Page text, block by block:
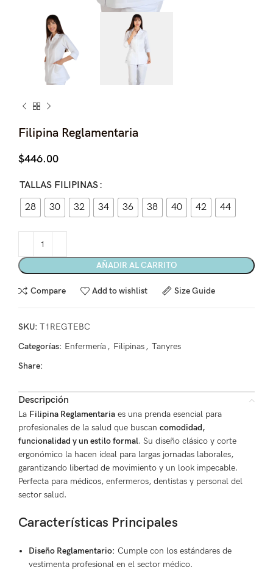
Filipina Reglamentaria
$446.00
TALLAS FILIPINAS
28
30 32 34 36 38 40 42 44
AÑADIR AL CARRITO
Compare Add to wishlist Size Guide
SKU: T1REGTEBC
Categorías: Enfermería , Filipinas , Tanyres
Share:
Descripción
La Filipina Reglamentaria es una prenda esencial para
profesionales de la salud que buscan comodidad,
funcionalidad y un estilo formal. Su diseño clásico y corte
ergonómico la hacen ideal para largas jornadas laborales,
garantizando libertad de movimiento y un look impecable.
Perfecta para médicos, enfermeros, dentistas y personal del
sector salud.
Características Principales
Diseño Reglamentario: Cumple con los estándares de
vestimenta profesional en el sector médico.